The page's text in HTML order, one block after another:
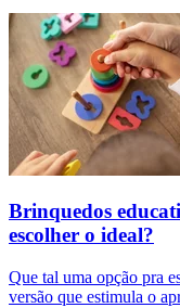
Brinquedos
escolher o ideal?
Que tal uma opção pra
versão que estimula o